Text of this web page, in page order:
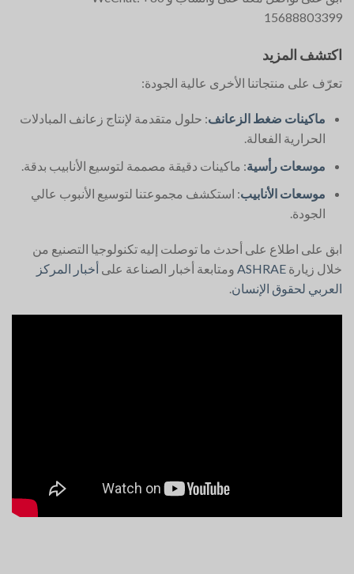
15688803399
اكتشف المزيد
تعرّف على منتجاتنا الأخرى عالية الجودة:
ماكينات ضغط الزعانف: حلول متقدمة لإنتاج زعانف المبادلات
الحرارية الفعالة.
موسعات رأسية: ماكينات دقيقة مصممة لتوسيع الأنابيب بدقة.
موسعات الأنابيب: استكشف مجموعتنا لتوسيع الأنبوب عالي
الجودة.
ابق على اطلاع على أحدث ما توصلت إليه تكنولوجيا التصنيع من
خلال زيارة ASHRAE ومتابعة أخبار الصناعة على أخبار المركز
العربي لحقوق الإنسان.